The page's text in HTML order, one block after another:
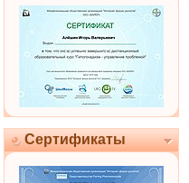
Сертификаты